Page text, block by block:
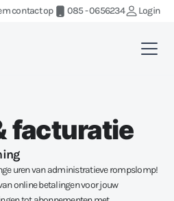
contact op 085 - 0656234 Login
facturatie
uren van administratieve rompslomp!
online betalingen voor jouw